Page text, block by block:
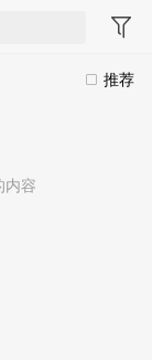
推荐
内容